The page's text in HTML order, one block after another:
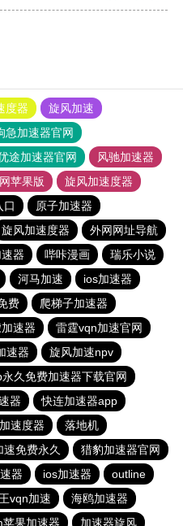
度器
旋风加速
急加速器官网
途加速器官网
风驰加速器
苹果版
旋风加速度器
口
原子加速器
旋风加速度器
外网网址导航
器 哔咔漫画
瑞乐小说
河马加速
ios加速器
费
爬梯子加速器
速器
雷霆vqn加速官网
速器
旋风加速npv
久免费加速器下载官网
器
快连加速器app
速度器
落地机
速免费永久
猎豹加速器官网
器 ios加速器
outline
vqn加速
海鸥加速器
果加速器 加速器旋风